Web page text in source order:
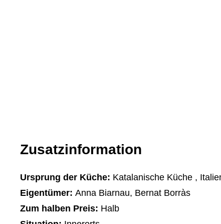
Zusatzinformation
Ursprung der Küche: Katalanische Küche ,
Eigentümer: Anna Biarnau, Bernat Borràs
Zum halben Preis: Halb